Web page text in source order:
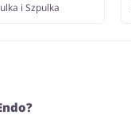
i Szpulka